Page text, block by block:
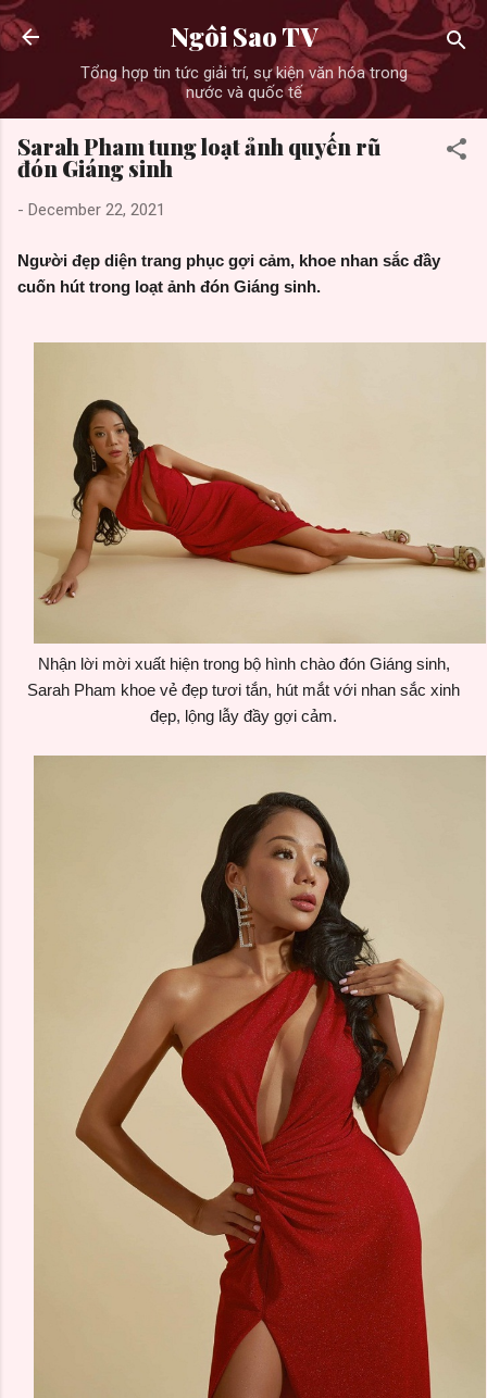
Skip to main content
Ngôi Sao TV
Tổng hợp tin tức giải trí, sự kiện văn hóa trong
nước và quốc tế
Sarah Pham tung loạt ảnh quyến rũ
đón Giáng sinh
- December 22, 2021
Người đẹp diện trang phục gợi cảm, khoe nhan sắc đầy
cuốn hút trong loạt ảnh đón Giáng sinh.
Nhận lời mời xuất hiện trong bộ hình chào đón Giáng sinh,
Sarah Pham khoe vẻ đẹp tươi tắn, hút mắt với nhan sắc xinh
đẹp, lộng lẫy đầy gợi cảm.